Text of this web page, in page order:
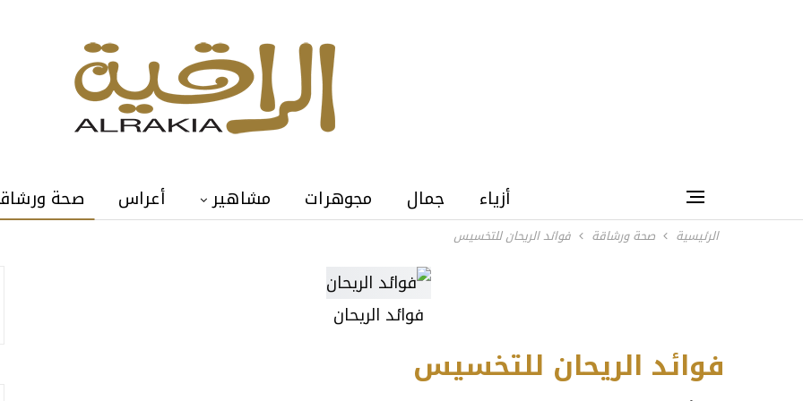
أزياء جمال مجوهرات مشاهير أعراس صحة
الرئيسية صحة ورشاقة فوائد الريحان للتخسيس
فوائد الريحان
فوائد الريحان للتخسيس